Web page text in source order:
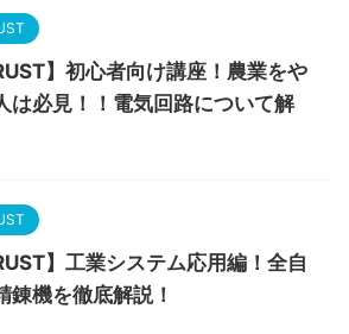
】初心者向け講座！農業をや
は必見！！電気回路について解
】工業システム応用編！全自
錬機を徹底解説！